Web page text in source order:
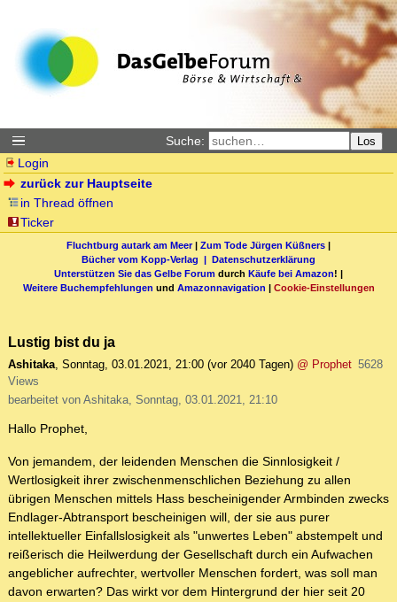
Suche: Los
Login
zurück zur Hauptseite
in Thread öffnen
Ticker
Fluchtburg autark am Meer| Zum Tode Jürgen Küßners |
Bücher vom Kopp-Verlag | Datenschutzerklärung
Unterstützen Sie das Gelbe Forum durch Käufe bei Amazon! |
Weitere Buchempfehlungen und Amazonnavigation | Cookie-Einstellungen
Lustig bist du ja
Ashitaka, Sonntag, 03.01.2021, 21:00 (vor 2040 Tagen) @ Prophet 5628
Views
bearbeitet von Ashitaka, Sonntag, 03.01.2021, 21:10
Hallo Prophet,
Von jemandem, der leidenden Menschen die Sinnlosigkeit /
Wertlosigkeit ihrer zwischenmenschlichen Beziehung zu allen
übrigen Menschen mittels Hass bescheinigender Armbinden zwecks
Endlager-Abtransport bescheinigen will, der sie aus purer
intellektueller Einfallslosigkeit als "unwertes Leben" abstempelt und
reißerisch die Heilwerdung der Gesellschaft durch ein Aufwachen
angeblicher aufrechter, wertvoller Menschen fordert, was soll man
davon erwarten? Das wirkt vor dem Hintergrund der hier seit 20